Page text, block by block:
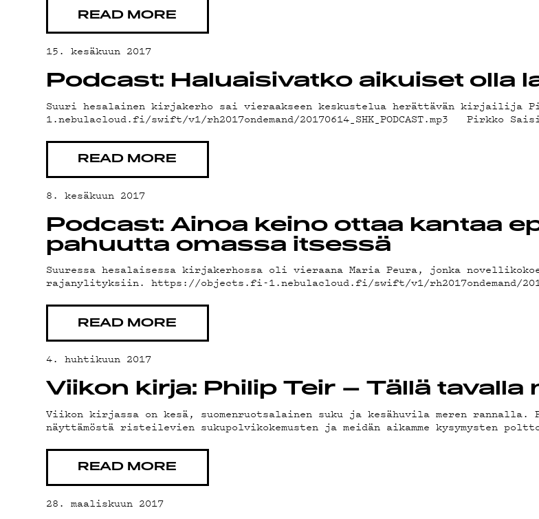
YHTEYSTIEDOT
G LIVELAB
YSTÄVÄKLUBI
TIETOSUOJA
READ MORE
15. kesäkuun 2017
Podcast: Haluaisivatko aikuiset olla
Suuri hesalainen kirjakerho sai vieraakseen keskustelua herättävän
1.nebulacloud.fi/swift/v1/rh2017ondemand/20170614_SHK_PODCAST.mp3
READ MORE
8. kesäkuun 2017
Podcast: Ainoa keino ottaa kantaa
pahuutta omassa itsessä
Suuressa hesalaisessa kirjakerhossa oli vieraana Maria Peura, jonka
rajanylityksiin. https://objects.fi-1.nebulacloud.fi/swift/v1/rh2017ondemand/
READ MORE
4. huhtikuun 2017
Viikon kirja: Philip Teir – Tällä tavalla
Viikon kirjassa on kesä, suomenruotsalainen suku ja kesähuvila meren
näyttämöstä risteilevien sukupolvikokemusten ja meidän aikamme kysymysten
READ MORE
28. maaliskuun 2017